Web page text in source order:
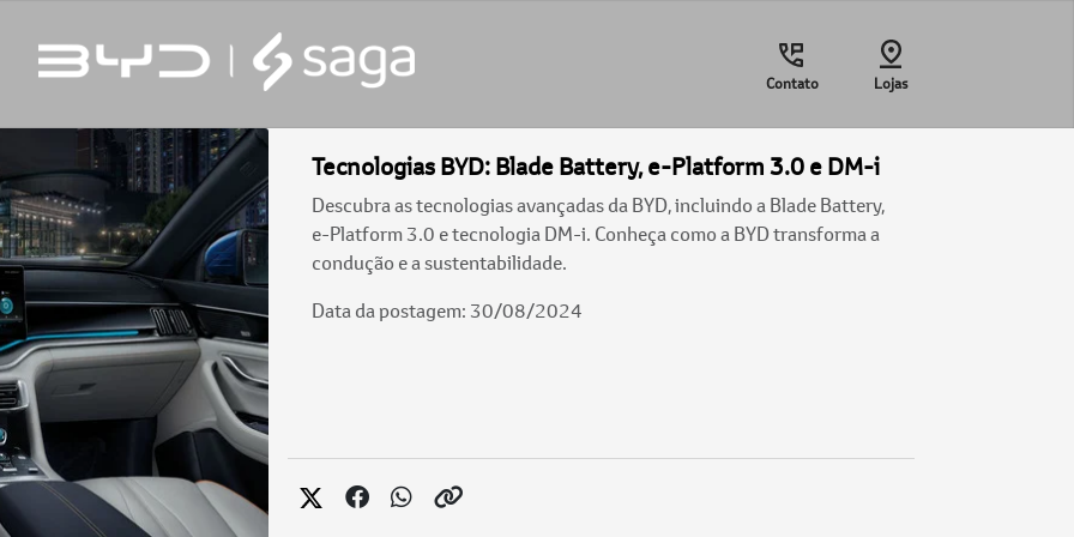
Contato Lojas
Tecnologias BYD: Blade Battery, e-Platform 3.0 e DM-i
Descubra as tecnologias avançadas da BYD, incluindo a Blade Battery,
e-Platform 3.0 e tecnologia DM-i. Conheça como a BYD transforma a
condução e a sustentabilidade.
Data da postagem: 30/08/2024